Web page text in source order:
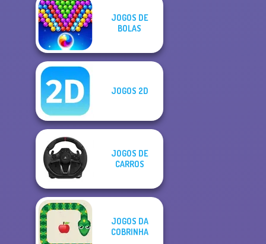
JOGOS DE
BOLAS
JOGOS 2D
JOGOS DE
CARROS
JOGOS DA
COBRINHA